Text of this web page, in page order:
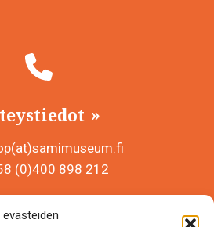
evästeiden
(0)400 898 212
0625907-2